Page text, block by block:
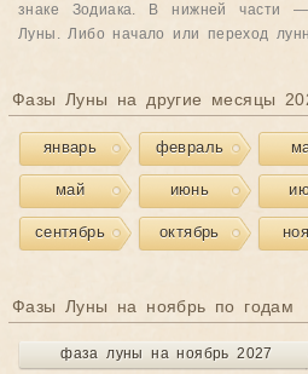
знаке Зодиака. В нижней части
Луны. Либо начало или переход
Фазы Луны на другие месяцы
январь февраль
май июнь
сентябрь октябрь
Фазы Луны на ноябрь по годам
фаза луны на ноябрь 2027